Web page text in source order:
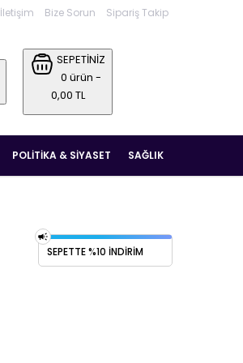
İletişim Bize Sorun Sipariş Takip
SEPETİNİZ
0 ürün -
0,00 TL
SAĞLIK
POLITIKA & SIYASET
SEPETTE %10 İNDIRIM